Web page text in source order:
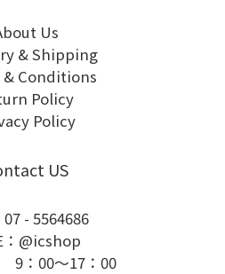
Us
& Shipping
& Conditions
Policy
Policy
US
- 5564686
：@icshop
9：00～17：00